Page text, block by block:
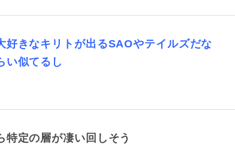
好きなキリトが出るSAOやテイルズだな
い似てるし
特定の層が凄い回しそう